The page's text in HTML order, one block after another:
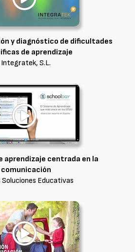
y diagnóstico de dificultades
de aprendizaje
Integratek, S.L.
aprendizaje centrada en la
comunicación
Educativas